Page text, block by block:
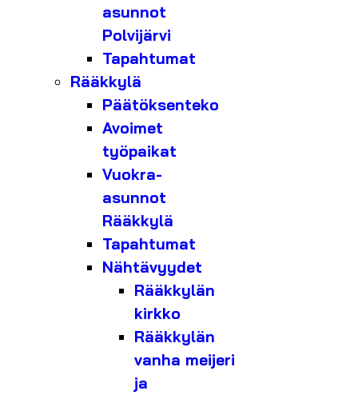
asunnot
Polvijärvi
Tapahtumat
Rääkkylä
Päätöksenteko
Avoimet
työpaikat
Vuokra-
asunnot
Rääkkylä
Tapahtumat
Nähtävyydet
Rääkkylän
kirkko
Rääkkylän
vanha meijeri
ja